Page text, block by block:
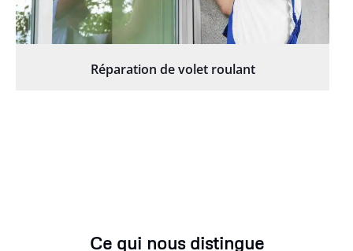
Réparation de volet roulant
Ce qui nous distingue